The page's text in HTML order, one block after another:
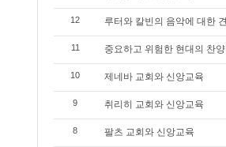
12 루터와 칼빈의 음악에 대한
11 중요하고 위험한 현대의 찬양
10 제네바 교회와 신앙교육
9 취리히 교회와 신앙교육
8 팔츠 교회와 신앙교육